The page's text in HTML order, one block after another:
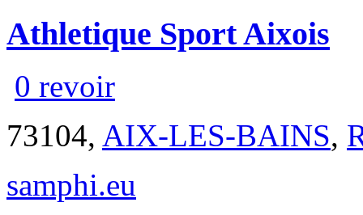
Athletique Sport Aixois
0 revoir
73104, AIX-LES-BAINS,
samphi.eu